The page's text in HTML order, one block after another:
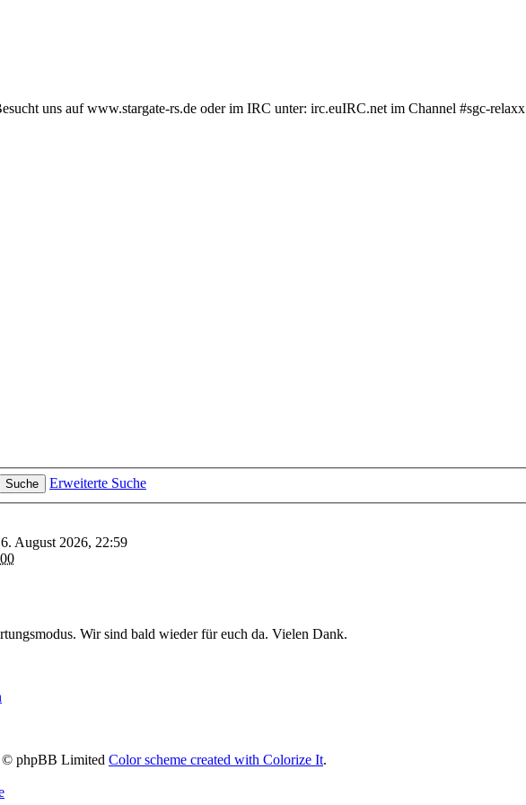
uns auf www.stargate-rs.de oder im IRC unter: irc.euIRC.net im Channel #sgc-relaxx
Suche Erweiterte Suche
August 2026, 22:59
Wir sind bald wieder für euch da. Vielen Dank.
phpBB Limited Color scheme created with Colorize It.